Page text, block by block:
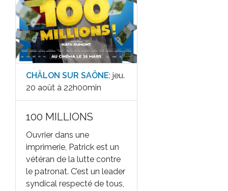
CHÂLON SUR SAÔNE: jeu.
20 août à 22h00min
100 MILLIONS
Ouvrier dans une
imprimerie, Patrick est un
vétéran de la lutte contre
le patronat. C’est un leader
syndical respecté de tous,